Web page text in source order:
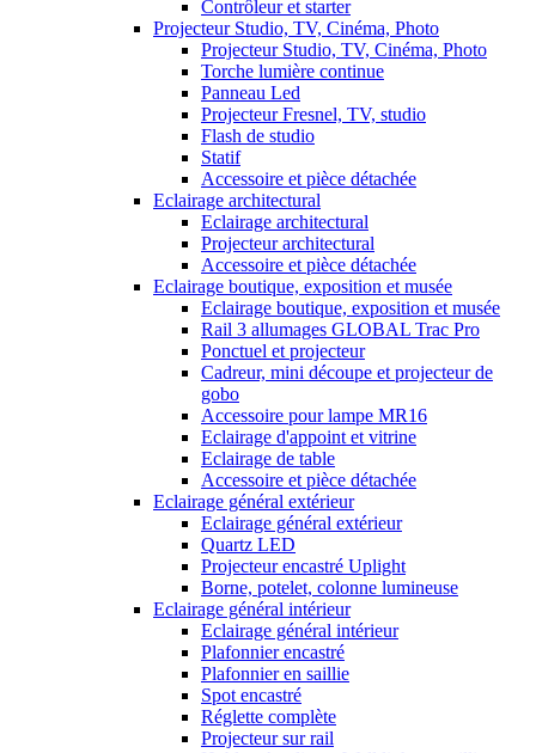
Contrôleur et starter
Projecteur Studio, TV, Cinéma, Photo
Projecteur Studio, TV, Cinéma, Photo
Torche lumière continue
Panneau Led
Projecteur Fresnel, TV, studio
Flash de studio
Statif
Accessoire et pièce détachée
Eclairage architectural
Eclairage architectural
Projecteur architectural
Accessoire et pièce détachée
Eclairage boutique, exposition et musée
Eclairage boutique, exposition et musée
Rail 3 allumages GLOBAL Trac Pro
Ponctuel et projecteur
Cadreur, mini découpe et projecteur de
gobo
Accessoire pour lampe MR16
Eclairage d'appoint et vitrine
Eclairage de table
Accessoire et pièce détachée
Eclairage général extérieur
Eclairage général extérieur
Quartz LED
Projecteur encastré Uplight
Borne, potelet, colonne lumineuse
Eclairage général intérieur
Eclairage général intérieur
Plafonnier encastré
Plafonnier en saillie
Spot encastré
Réglette complète
Projecteur sur rail